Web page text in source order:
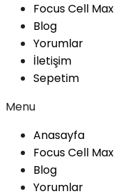
Focus Cell Max
Blog
Yorumlar
İletişim
Sepetim
Menu
Anasayfa
Focus Cell Max
Blog
Yorumlar